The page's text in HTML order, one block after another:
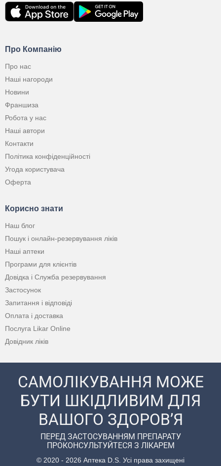
Про Компанію
Про нас
Наші нагороди
Новини
Франшиза
Робота у нас
Наші автори
Контакти
Політика конфіденційності
Угода користувача
Оферта
Корисно знати
Наш блог
Пошук і онлайн-резервування ліків
Наші аптеки
Програми для клієнтів
Довідка і Служба резервування
Застосунок
Запитання і відповіді
Оплата і доставка
Послуга Likar Online
Довідник ліків
САМОЛІКУВАННЯ МОЖЕ
БУТИ ШКІДЛИВИМ ДЛЯ
ВАШОГО ЗДОРОВ’Я
ПЕРЕД ЗАСТОСУВАННЯМ ПРЕПАРАТУ
ПРОКОНСУЛЬТУЙТЕСЯ З ЛІКАРЕМ
© 2020 - 2026 Аптека D.S. Усі права захищені